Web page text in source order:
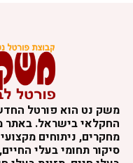
משק נט הוא פורטל
החקלאי בישראל. באתר
מחקרים, ניתוחים
סיקור תחומי בעלי